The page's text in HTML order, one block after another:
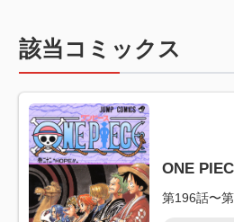
該当コミックス
ONE
第196話〜